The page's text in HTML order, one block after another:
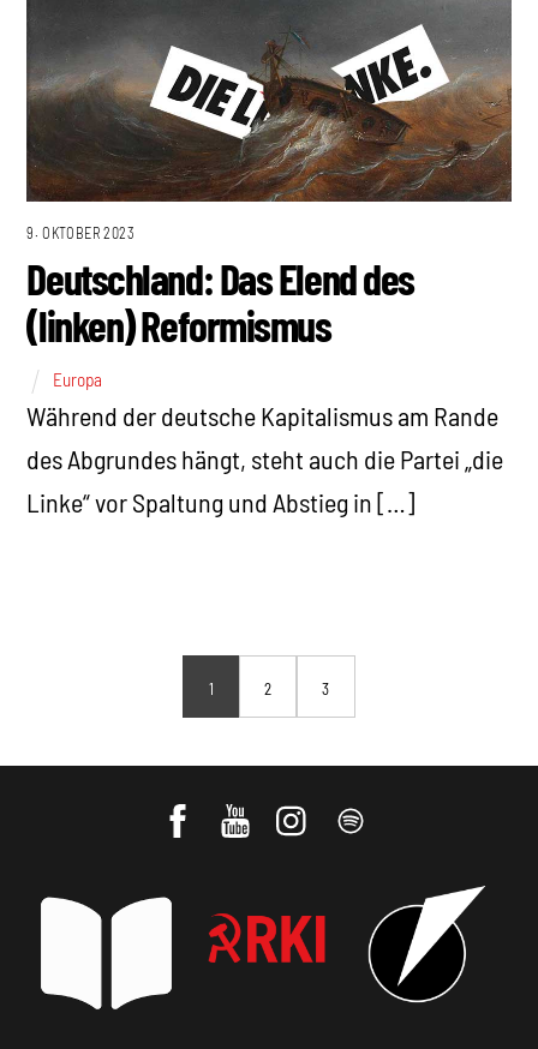
9. OKTOBER 2023
Deutschland: Das Elend des
(linken) Reformismus
Europa
Während der deutsche Kapitalismus am Rande
des Abgrundes hängt, steht auch die Partei „die
Linke“ vor Spaltung und Abstieg in […]
1 2 3